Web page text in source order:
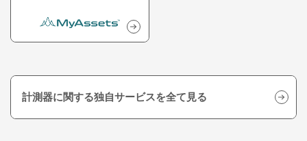
計測器に関する独自サービスを全て見る